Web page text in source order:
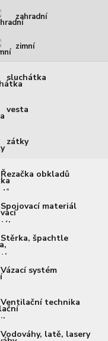
zahradní
zimní
sluchátka
vesta
zátky
Řezačka obkladů
Spojovací materiál
Stěrka, špachtle
Vázací systém
Ventilační technika
Vodováhy, latě, lasery